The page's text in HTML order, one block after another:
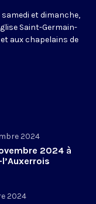
samedi et dimanche,
Saint-Germain-
aux chapelains de
2024
2024 à
2024